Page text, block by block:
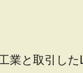
業と取引し